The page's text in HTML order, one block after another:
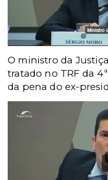
O ministro da
tratado no TRF da
da pena do ex-